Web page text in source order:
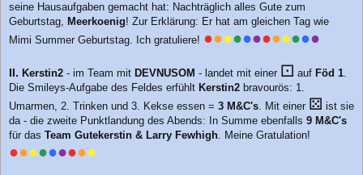
seine Hausaufgaben gemacht hat: Nachträglich alles Gute zum
Geburtstag, Meerkoenig! Zur Erklärung: Er hat am gleichen Tag wie
Mimi Summer Geburtstag. Ich gratuliere! ●●●●●●●●●●●●
II. Kerstin2 - im Team mit DEVNUSOM - landet mit einer ⚀ auf Föd 1.
Die Smileys-Aufgabe des Feldes erfühlt Kerstin2 bravourös: 1.
Umarmen, 2. Trinken und 3. Kekse essen = 3 M&C's. Mit einer ⚄ ist sie
da - die zweite Punktlandung des Abends: In Summe ebenfalls 9 M&C's
für das Team Gutekerstin & Larry Fewhigh. Meine Gratulation!
●●●●●●●●●